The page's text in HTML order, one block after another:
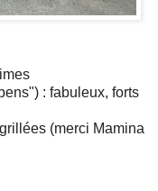
: fabuleux, forts
(merci Mamina